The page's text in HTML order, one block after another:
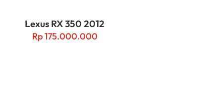
Lexus RX 350 2012
Rp175.000.000